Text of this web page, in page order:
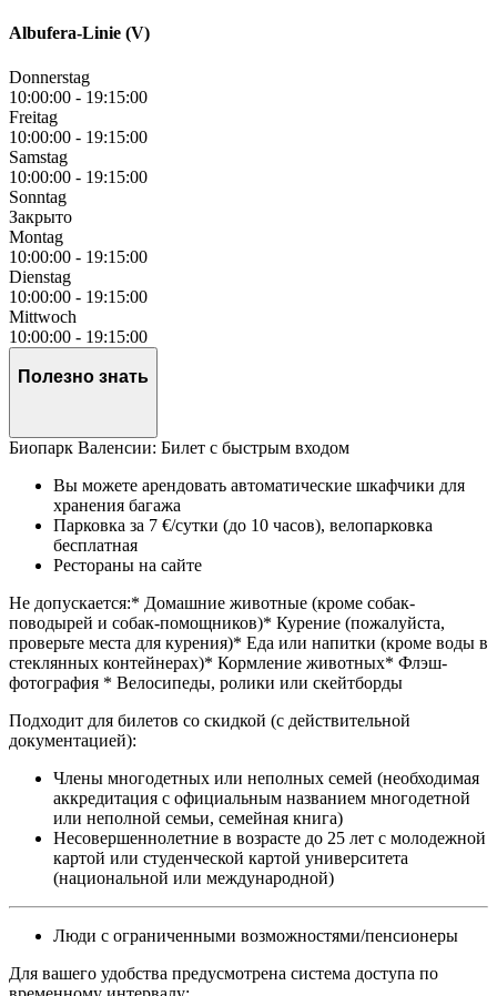
Albufera-Linie (V)
Donnerstag
10:00:00 - 19:15:00
Freitag
10:00:00 - 19:15:00
Samstag
10:00:00 - 19:15:00
Sonntag
Закрыто
Montag
10:00:00 - 19:15:00
Dienstag
10:00:00 - 19:15:00
Mittwoch
10:00:00 - 19:15:00
Полезно знать
Биопарк Валенсии: Билет с быстрым входом
Вы можете арендовать автоматические шкафчики для
хранения багажа
Парковка за 7 €/сутки (до 10 часов), велопарковка
бесплатная
Рестораны на сайте
Не допускается:* Домашние животные (кроме собак-
поводырей и собак-помощников)* Курение (пожалуйста,
проверьте места для курения)* Еда или напитки (кроме воды в
стеклянных контейнерах)* Кормление животных* Флэш-
фотография * Велосипеды, ролики или скейтборды
Подходит для билетов со скидкой (с действительной
документацией):
Члены многодетных или неполных семей (необходимая
аккредитация с официальным названием многодетной
или неполной семьи, семейная книга)
Несовершеннолетние в возрасте до 25 лет с молодежной
картой или студенческой картой университета
(национальной или международной)
Люди с ограниченными возможностями/пенсионеры
Для вашего удобства предусмотрена система доступа по